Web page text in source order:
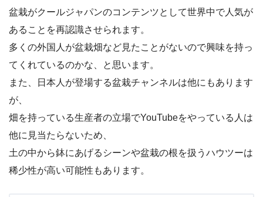
盆栽がクールジャパンのコンテンツとして世界中で人気が
あることを再認識させられます。
多くの外国人が盆栽畑など見たことがないので興味を持っ
てくれているのかな、と思います。
また、日本人が登場する盆栽チャンネルは他にもあります
が、
畑を持っている生産者の立場でYouTubeをやっている人は
他に見当たらないため、
土の中から鉢にあげるシーンや盆栽の根を扱うハウツーは
稀少性が高い可能性もあります。